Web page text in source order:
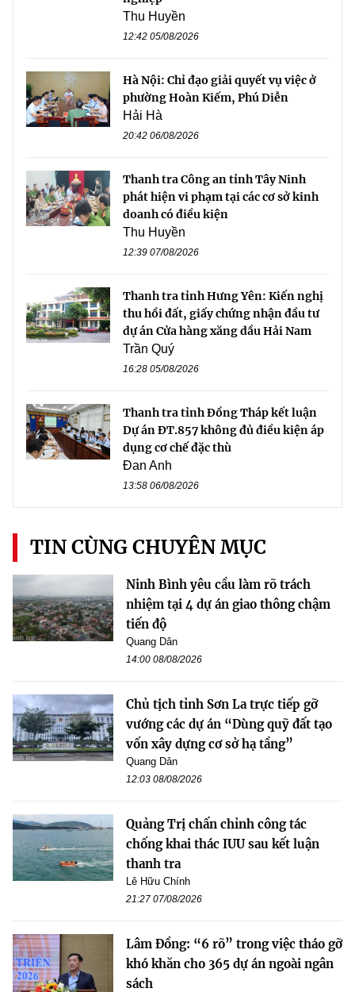
Thu Huyền
12:42 05/08/2026
Hà Nội: Chỉ đạo giải quyết vụ việc ở
phường Hoàn Kiếm, Phú Diễn
Hải Hà
20:42 06/08/2026
Thanh tra Công an tỉnh Tây Ninh
phát hiện vi phạm tại các cơ sở kinh
doanh có điều kiện
Thu Huyền
12:39 07/08/2026
Thanh tra tỉnh Hưng Yên: Kiến nghị
thu hồi đất, giấy chứng nhận đầu tư
dự án Cửa hàng xăng dầu Hải Nam
Trần Quý
16:28 05/08/2026
Thanh tra tỉnh Đồng Tháp kết luận
Dự án ĐT.857 không đủ điều kiện áp
dụng cơ chế đặc thù
Đan Anh
13:58 06/08/2026
TIN CÙNG CHUYÊN MỤC
Ninh Bình yêu cầu làm rõ trách
nhiệm tại 4 dự án giao thông chậm
tiến độ
Quang Dân
14:00 08/08/2026
Chủ tịch tỉnh Sơn La trực tiếp gỡ
vướng các dự án “Dùng quỹ đất tạo
vốn xây dựng cơ sở hạ tầng”
Quang Dân
12:03 08/08/2026
Quảng Trị chấn chỉnh công tác
chống khai thác IUU sau kết luận
thanh tra
Lê Hữu Chính
21:27 07/08/2026
Lâm Đồng: “6 rõ” trong việc tháo gỡ
khó khăn cho 365 dự án ngoài ngân
sách